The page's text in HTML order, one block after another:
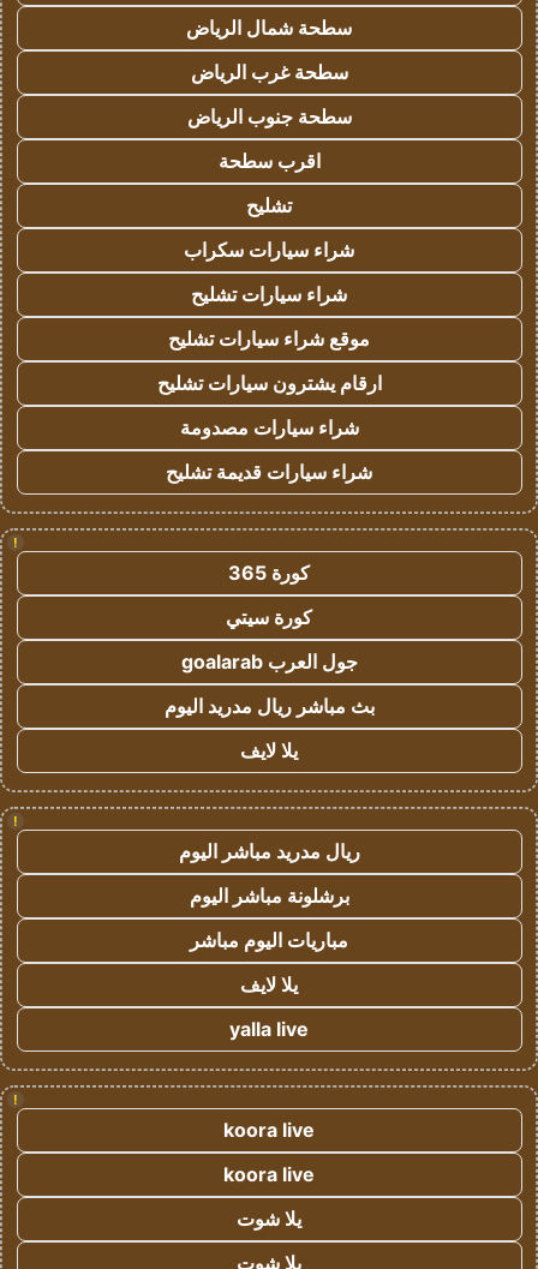
سطحة شمال الرياض
سطحة غرب الرياض
سطحة جنوب الرياض
اقرب سطحة
تشليح
شراء سيارات سكراب
شراء سيارات تشليح
موقع شراء سيارات تشليح
ارقام يشترون سيارات تشليح
شراء سيارات مصدومة
شراء سيارات قديمة تشليح
!
كورة 365
كورة سيتي
جول العرب goalarab
بث مباشر ريال مدريد اليوم
يلا لايف
!
ريال مدريد مباشر اليوم
برشلونة مباشر اليوم
مباريات اليوم مباشر
يلا لايف
yalla live
!
koora live
koora live
يلا شوت
يلا شوت